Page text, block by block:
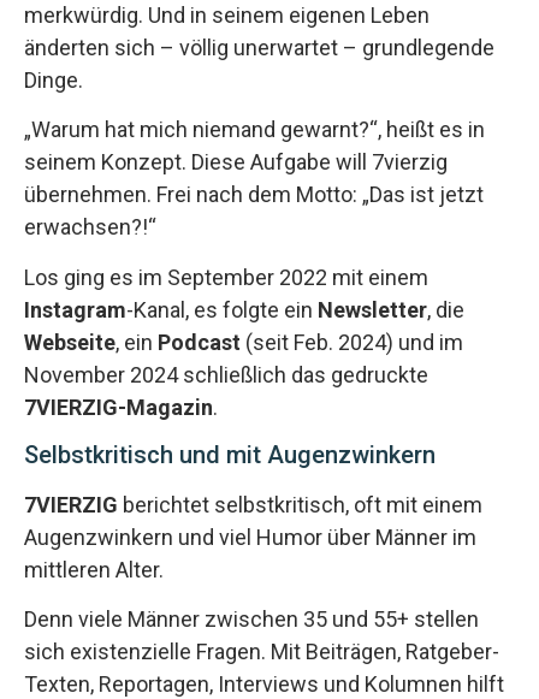
merkwürdig. Und in seinem eigenen Leben
änderten sich – völlig unerwartet – grundlegende
Dinge.
„Warum hat mich niemand gewarnt?“, heißt es in
seinem Konzept. Diese Aufgabe will 7vierzig
übernehmen. Frei nach dem Motto: „Das ist jetzt
erwachsen?!“
Los ging es im September 2022 mit einem
Instagram-Kanal, es folgte ein Newsletter, die
Webseite, ein Podcast (seit Feb. 2024) und im
November 2024 schließlich das gedruckte
7VIERZIG-Magazin.
Selbstkritisch und mit Augenzwinkern
7VIERZIG berichtet selbstkritisch, oft mit einem
Augenzwinkern und viel Humor über Männer im
mittleren Alter.
Denn viele Männer zwischen 35 und 55+ stellen
sich existenzielle Fragen. Mit Beiträgen, Ratgeber-
Texten, Reportagen, Interviews und Kolumnen hilft